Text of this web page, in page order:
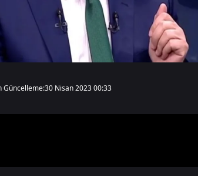
Güncelleme:30 Nisan 2023 00:33